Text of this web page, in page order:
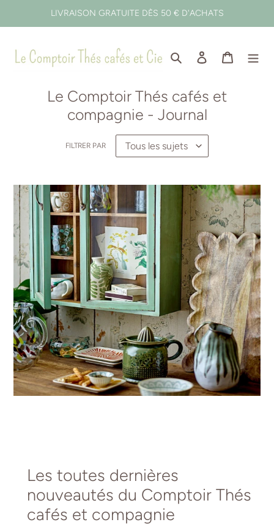
LIVRAISON GRATUITE DÈS 50 € D'ACHATS
RechercherSe connecter
Panier
Le Comptoir Thés cafés et
compagnie - Journal
FILTRER PAR
Les toutes dernières
nouveautés du Comptoir Thés
cafés et compagnie